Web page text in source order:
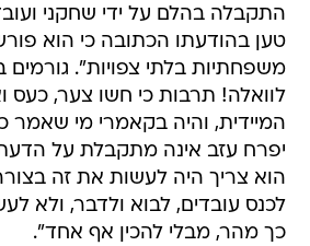
התקבלה בהלם על ידי שחקני
טען בהודעתו הכתובה כי הוא
משפחתיות בלתי צפויות". גורמים
לוואלה! תרבות כי חשו צער, כעס
המיידית, והיה בקאמרי מי שאמר
יפרח עזב אינה מתקבלת על
הוא צריך היה לעשות את זה
לכנס עובדים, לבוא ולדבר, ולא
כך מהר, מבלי להכין אף אחד".